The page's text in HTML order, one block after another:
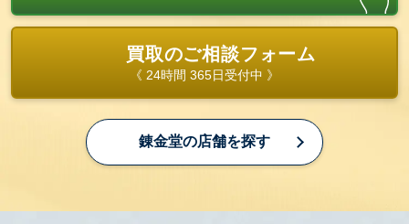
買取のご相談フォーム
《 24時間 365日受付中 》
錬金堂の店舗を探す